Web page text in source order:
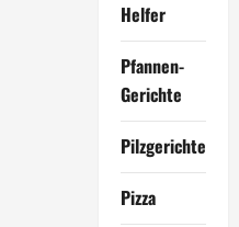
Helfer
Pfannen-
Gerichte
Pilzgerichte
Pizza